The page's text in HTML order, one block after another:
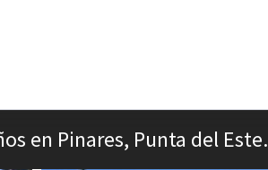
en Pinares, Punta del Este.